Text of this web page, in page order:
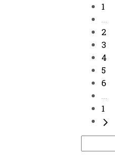
1
...
2
3
4
5
6
...
1